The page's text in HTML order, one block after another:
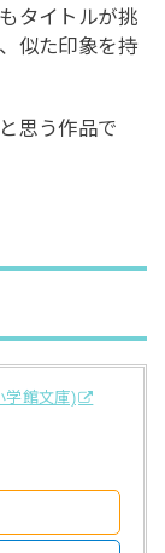
タイトルが挑
似た印象を持
思う作品で
学館文庫)